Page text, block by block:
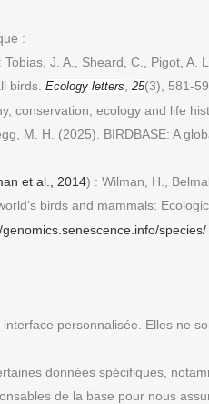
:
J. A., Sheard, C., Pigot,
birds. Ecology letters 25(3), 581-
conservation, ecology and life
M. H. (2025). BIRDBASE: A
et al., 2014) : Wilman, H.,
birds and mammals:
genomics.senescence.info/species/
interface personnalisée. Elles ne
données spécifiques,
de la base pour nous